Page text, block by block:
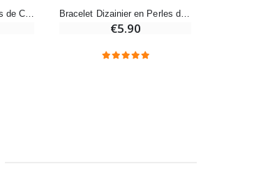
Bracelet Dizainier Perles de Cristal et Perles d'Argent
€5.90